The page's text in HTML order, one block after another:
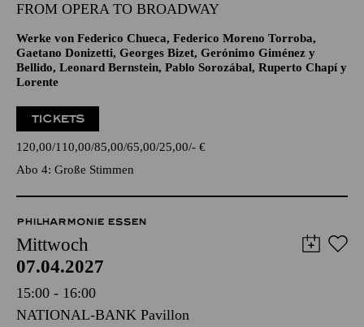
GROSSE STIMMEN · ENTERTAINMENT
JONATHAN TETELMAN
FROM OPERA TO BROADWAY
Werke von Federico Chueca, Federico Moreno Torroba,
Bellido, Leonard Bernstein, Pablo Sorozábal, Ruperto Chapí y
Lorente
TICKETS
120,00 110,00 85,00 65,00 25,00 -€
Abo 4: Große Stimmen
PHILHARMONIE ESSEN
Mittwoch
07.04.2027